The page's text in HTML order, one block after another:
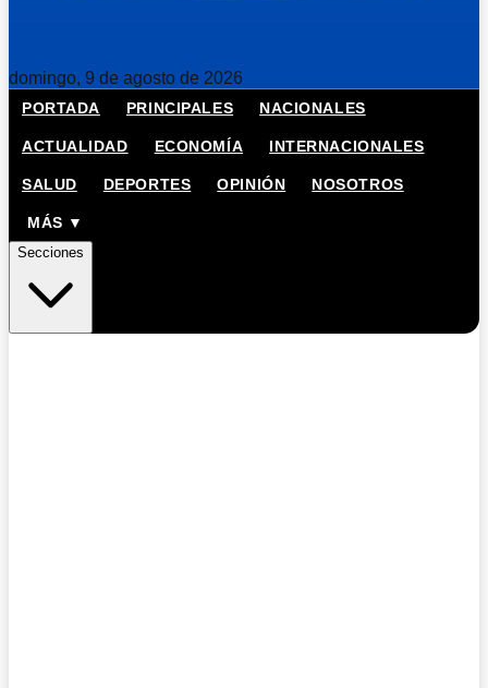
domingo, 9 de agosto de 2026
PORTADA PRINCIPALES NACIONALES
ACTUALIDAD ECONOMÍA INTERNACIONALES
SALUD DEPORTES OPINIÓN NOSOTROS
MÁS ▼
Secciones